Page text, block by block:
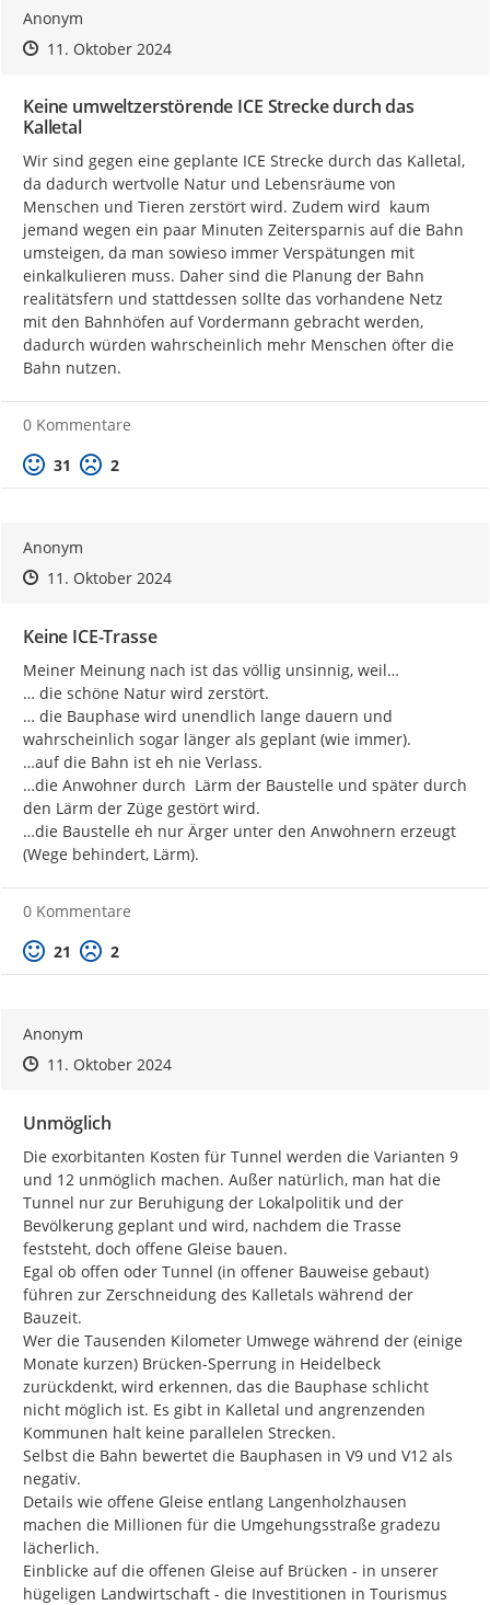
Anonym
Zeitpunkt des Erstellens
Zeitpunkt des Erstellens
11. Oktober 2024Zur Äußerung
Keine umweltzerstörende ICE Strecke durch das
Kalletal
Wir sind gegen eine geplante ICE Strecke durch das Kalletal,
da dadurch wertvolle Natur und Lebensräume von
Menschen und Tieren zerstört wird. Zudem wird  kaum
jemand wegen ein paar Minuten Zeitersparnis auf die Bahn
umsteigen, da man sowieso immer Verspätungen mit
einkalkulieren muss. Daher sind die Planung der Bahn
realitätsfern und stattdessen sollte das vorhandene Netz
mit den Bahnhöfen auf Vordermann gebracht werden,
dadurch würden wahrscheinlich mehr Menschen öfter die
Bahn nutzen.
0 Kommentare
Positive Bewertung
31 Negative Bewertung
2
Anonym
Zeitpunkt des Erstellens
Zeitpunkt des Erstellens
11. Oktober 2024Zur Äußerung
Keine ICE-Trasse
Meiner Meinung nach ist das völlig unsinnig, weil…
… die schöne Natur wird zerstört.
… die Bauphase wird unendlich lange dauern und
wahrscheinlich sogar länger als geplant (wie immer).
…auf die Bahn ist eh nie Verlass.
…die Anwohner durch  Lärm der Baustelle und später durch
den Lärm der Züge gestört wird.
…die Baustelle eh nur Ärger unter den Anwohnern erzeugt
(Wege behindert, Lärm).
0 Kommentare
Positive Bewertung
21 Negative Bewertung
2
Anonym
Zeitpunkt des Erstellens
Zeitpunkt des Erstellens
11. Oktober 2024Zur Äußerung
Unmöglich
Die exorbitanten Kosten für Tunnel werden die Varianten 9
und 12 unmöglich machen. Außer natürlich, man hat die
Tunnel nur zur Beruhigung der Lokalpolitik und der
Bevölkerung geplant und wird, nachdem die Trasse
feststeht, doch offene Gleise bauen.
Egal ob offen oder Tunnel (in offener Bauweise gebaut)
führen zur Zerschneidung des Kalletals während der
Bauzeit.
Wer die Tausenden Kilometer Umwege während der (einige
Monate kurzen) Brücken-Sperrung in Heidelbeck
zurückdenkt, wird erkennen, das die Bauphase schlicht
nicht möglich ist. Es gibt in Kalletal und angrenzenden
Kommunen halt keine parallelen Strecken.
Selbst die Bahn bewertet die Bauphasen in V9 und V12 als
negativ.
Details wie offene Gleise entlang Langenholzhausen
machen die Millionen für die Umgehungsstraße gradezu
lächerlich.
Einblicke auf die offenen Gleise auf Brücken - in unserer
hügeligen Landwirtschaft - die Investitionen in Tourismus